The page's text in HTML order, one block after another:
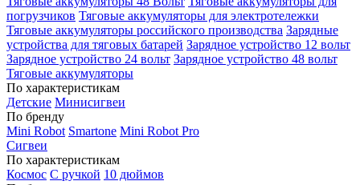
погрузчиков Тяговые аккумуляторы для электротележки
Тяговые аккумуляторы российского производства Зарядные
устройства для тяговых батарей Зарядное устройство 12 вольт
Зарядное устройство 24 вольт Зарядное устройство 48 вольт
Тяговые аккумуляторы
По характеристикам
Детские Минисигвеи
По бренду
Mini Robot Smartone Mini Robot Pro
Сигвеи
По характеристикам
Космос С ручкой 10 дюймов